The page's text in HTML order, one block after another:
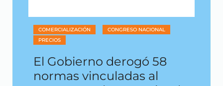
COMERCIALIZACIÓN
CONGRESO NACIONAL
PRECIOS
El Gobierno derogó 58
normas vinculadas al